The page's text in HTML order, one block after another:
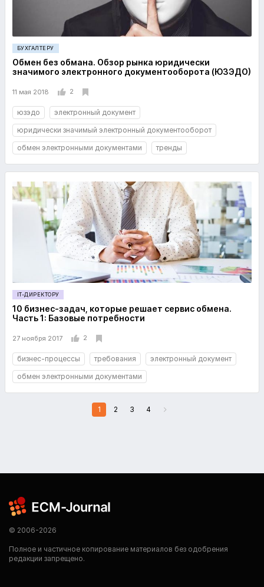
БУХГАЛТЕРУ
Обмен без обмана. Обзор рынка юридически
значимого электронного документооборота (ЮЗЭДО)
11 мая 2018 2
юзэдо
электронный документ
юридически значимый электронный документооборот
обмен электронными документами
тренды
IT-ДИРЕКТОРУ
10 бизнес-задач, которые решает сервис обмена.
Часть 1: Базовые потребности
27 ноября 2017 2
бизнес-процессы требования
электронный документ
обмен электронными документами
1 2 3 4
© 2006-2026
Полное и частичное копирование материалов без одобрения
редакции запрещено.